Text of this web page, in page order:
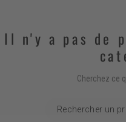
Il n'y a pas de
Cherchez ce